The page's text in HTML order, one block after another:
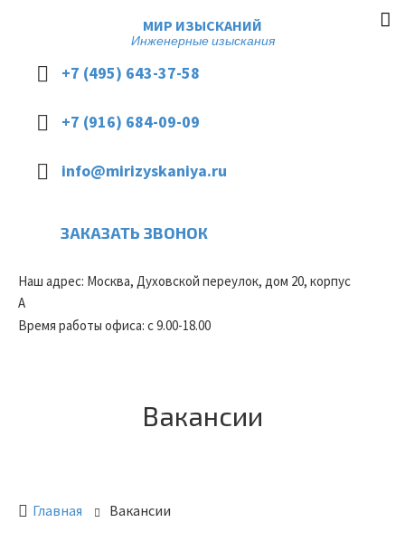
МИР ИЗЫСКАНИЙ
Инженерные изыскания
+7 (495) 643-37-58
+7 (916) 684-09-09
info@mirizyskaniya.ru
ЗАКАЗАТЬ ЗВОНОК
Наш адрес: Москва, Духовской переулок, дом 20, корпус
А
Время работы офиса: с 9.00-18.00
Вакансии
Главная Вакансии